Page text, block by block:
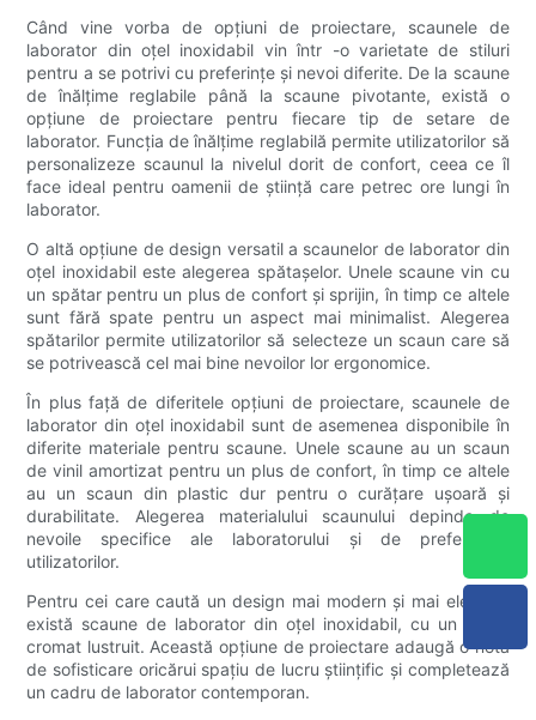
Când vine vorba de opțiuni de proiectare, scaunele de
laborator din oțel inoxidabil vin într -o varietate de stiluri
pentru a se potrivi cu preferințe și nevoi diferite. De la scaune
de înălțime reglabile până la scaune pivotante, există o
opțiune de proiectare pentru fiecare tip de setare de
laborator. Funcția de înălțime reglabilă permite utilizatorilor să
personalizeze scaunul la nivelul dorit de confort, ceea ce îl
face ideal pentru oamenii de știință care petrec ore lungi în
laborator.
O altă opțiune de design versatil a scaunelor de laborator din
oțel inoxidabil este alegerea spătașelor. Unele scaune vin cu
un spătar pentru un plus de confort și sprijin, în timp ce altele
sunt fără spate pentru un aspect mai minimalist. Alegerea
spătarilor permite utilizatorilor să selecteze un scaun care să
se potrivească cel mai bine nevoilor lor ergonomice.
În plus față de diferitele opțiuni de proiectare, scaunele de
laborator din oțel inoxidabil sunt de asemenea disponibile în
diferite materiale pentru scaune. Unele scaune au un scaun
de vinil amortizat pentru un plus de confort, în timp ce altele
au un scaun din plastic dur pentru o curățare ușoară și
durabilitate. Alegerea materialului scaunului depinde de
nevoile specifice ale laboratorului și de preferințele
utilizatorilor.
Pentru cei care caută un design mai modern și mai elegant,
există scaune de laborator din oțel inoxidabil, cu un finisaj
cromat lustruit. Această opțiune de proiectare adaugă o notă
de sofisticare oricărui spațiu de lucru științific și completează
un cadru de laborator contemporan.